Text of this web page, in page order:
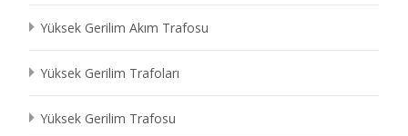
Yüksek Gerilim Akım Trafosu
Yüksek Gerilim Trafoları
Yüksek Gerilim Trafosu